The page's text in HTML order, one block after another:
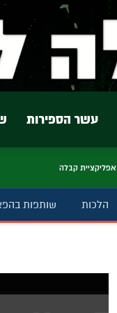
עשר הספירות
אפליקציית קבלה
הלכות שותפות